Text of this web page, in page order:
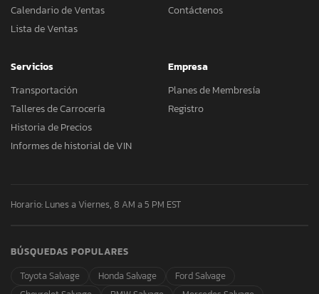
Calendario de Ventas
Lista de Ventas
Contáctenos
Servicios
Transportación
Talleres de Carrocería
Historia de Precios
Informes de historial de VIN
Empresa
Planes de Membresía
Registro
Horario: Lunes a Viernes, 8 AM a 5 PM EST
BÚSQUEDAS POPULARES
Toyota Salvage
Honda Salvage
Ford Salvage